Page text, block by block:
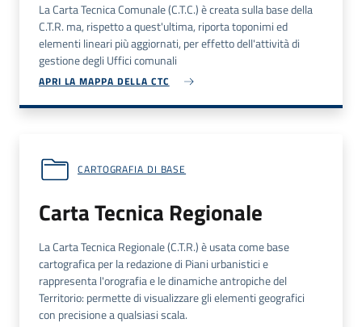
La Carta Tecnica Comunale (C.T.C.) è creata sulla base della
C.T.R. ma, rispetto a quest'ultima, riporta toponimi ed
elementi lineari più aggiornati, per effetto dell'attività di
gestione degli Uffici comunali
APRI LA MAPPA DELLA CTC
CARTOGRAFIA DI BASE
Carta Tecnica Regionale
La Carta Tecnica Regionale (C.T.R.) è usata come base
cartografica per la redazione di Piani urbanistici e
rappresenta l'orografia e le dinamiche antropiche del
Territorio: permette di visualizzare gli elementi geografici
con precisione a qualsiasi scala.